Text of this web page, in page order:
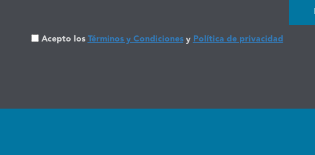
Acepto losTérminos y CondicionesyPolítica de privacidad